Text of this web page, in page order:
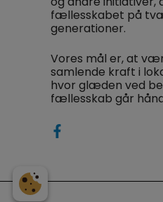
fællesskabet på
generationer.
Vores mål er, at
samlende kraft i
hvor glæden ved
fællesskab går